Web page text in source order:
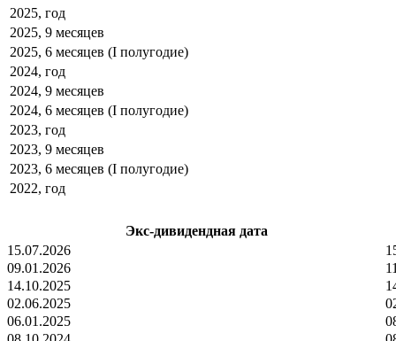
2025, год
2025, 9 месяцев
2025, 6 месяцев (I полугодие)
2024, год
2024, 9 месяцев
2024, 6 месяцев (I полугодие)
2023, год
2023, 9 месяцев
2023, 6 месяцев (I полугодие)
2022, год
Экс-дивидендная дата
15.07.2026
09.01.2026
14.10.2025
02.06.2025
06.01.2025